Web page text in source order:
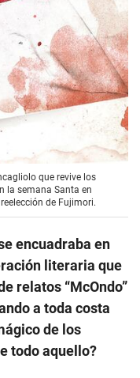
que revive los
la semana Santa en
de Fujimori.
encuadraba en
literaria que
relatos “McOndo”
a toda costa
de los
todo aquello?